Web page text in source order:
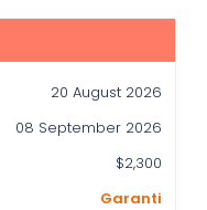
20 August 2026
08 September 2026
$2,300
Garanti